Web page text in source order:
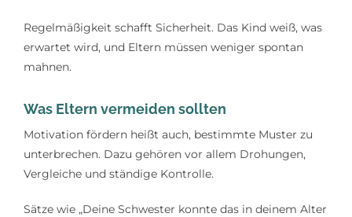
Regelmäßigkeit schafft Sicherheit. Das Kind weiß, was
erwartet wird, und Eltern müssen weniger spontan
mahnen.
Was Eltern vermeiden sollten
Motivation fördern heißt auch, bestimmte Muster zu
unterbrechen. Dazu gehören vor allem Drohungen,
Vergleiche und ständige Kontrolle.
Sätze wie „Deine Schwester konnte das in deinem Alter